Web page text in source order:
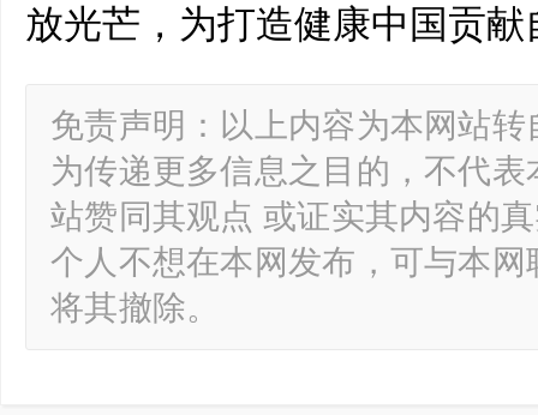
放光芒，为打造健康中国贡
免责声明：以上内容为本网站
为传递更多信息之目的，不代
站赞同其观点 或证实其内容的
个人不想在本网发布，可与本
将其撤除。